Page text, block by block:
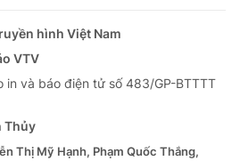
hình Việt Nam
VTV
in và báo điện tử số 483/GP-BTTTT
Thủy
Thị Mỹ Hạnh, Phạm Quốc Thắng,